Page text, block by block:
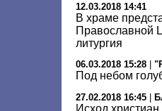
12.03.2018 14:41
В храме
Православной
литургия
06.03.2018 15:28
Под небом
27.02.2018 16:45 |
Исход